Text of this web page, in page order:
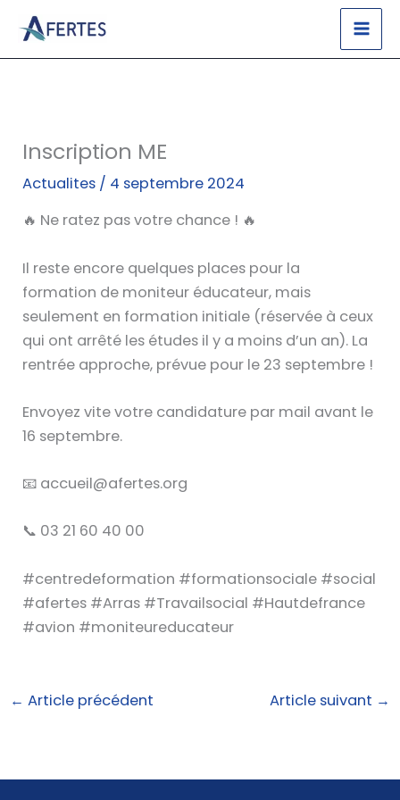
contenu
Inscription ME
Actualites / 4 septembre 2024
🔥 Ne ratez pas votre chance ! 🔥
Il reste encore quelques places pour la
formation de moniteur éducateur, mais
seulement en formation initiale (réservée à ceux
qui ont arrêté les études il y a moins d’un an). La
rentrée approche, prévue pour le 23 septembre !
Envoyez vite votre candidature par mail avant le
16 septembre.
📧 accueil@afertes.org
📞 03 21 60 40 00
#centredeformation #formationsociale #social
#afertes #Arras #Travailsocial #Hautdefrance
#avion #moniteureducateur
← Article précédent Article suivant →